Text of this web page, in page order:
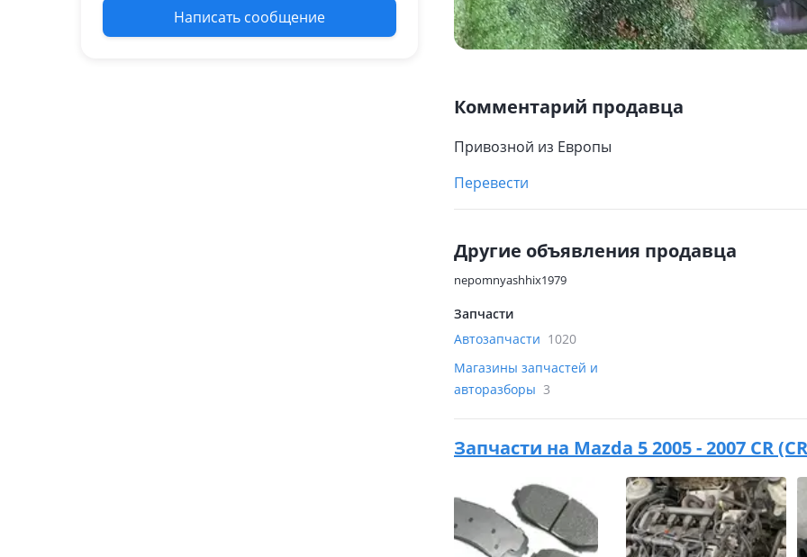
Написать сообщение
Комментарий продавца
Привозной из Европы
Перевести
Другие объявления продавца
nepomnyashhix1979
Запчасти
Автозапчасти 1020
Магазины запчастей и
авторазборы 3
Запчасти на Mazda 5 2005 - 2007 CR